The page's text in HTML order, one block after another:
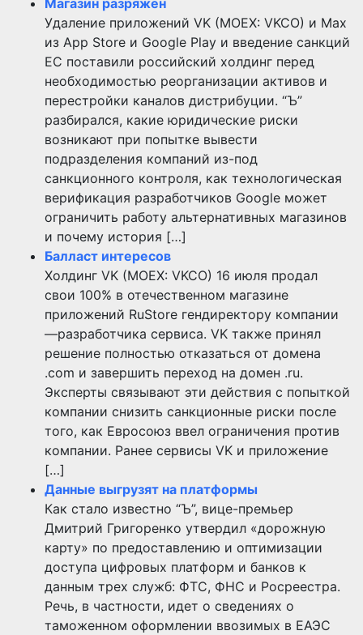
Удаление приложений VK (MOEX: VKCO) и Max
из App Store и Google Play и введение санкций
ЕС поставили российский холдинг перед
необходимостью реорганизации активов и
перестройки каналов дистрибуции. “Ъ”
разбирался, какие юридические риски
возникают при попытке вывести
подразделения компаний из-под
санкционного контроля, как технологическая
верификация разработчиков Google может
ограничить работу альтернативных магазинов
и почему история […]
Балласт интересов
Холдинг VK (MOEX: VKCO) 16 июля продал
свои 100% в отечественном магазине
приложений RuStore гендиректору компании
—разработчика сервиса. VK также принял
решение полностью отказаться от домена
.com и завершить переход на домен .ru.
Эксперты связывают эти действия с попыткой
компании снизить санкционные риски после
того, как Евросоюз ввел ограничения против
компании. Ранее сервисы VK и приложение
[…]
Данные выгрузят на платформы
Как стало известно “Ъ”, вице-премьер
Дмитрий Григоренко утвердил «дорожную
карту» по предоставлению и оптимизации
доступа цифровых платформ и банков к
данным трех служб: ФТС, ФНС и Росреестра.
Речь, в частности, идет о сведениях о
таможенном оформлении ввозимых в ЕАЭС